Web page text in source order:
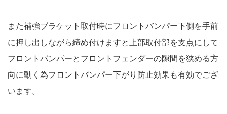
また補強ブラケット取付時にフロントバンパー下側を手前
に押し出しながら締め付けますと上部取付部を支点にして
フロントバンパーとフロントフェンダーの隙間を狭める方
向に動く為フロントバンパー下がり防止効果も有効でござ
います。